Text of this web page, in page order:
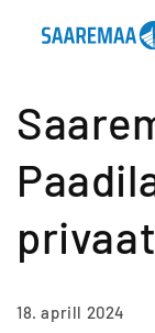
sisu
juurde
18. aprill 2024